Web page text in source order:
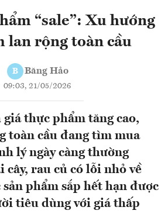
“sale”: Xu hướng
lan rộng toàn cầu
B Băng Hảo
09:03, 21/05/2026
thực phẩm tăng cao,
toàn cầu đang tìm mua
lý ngày càng thường
cây, rau củ có lỗi nhỏ về
phẩm sắp hết hạn được
tiêu dùng với giá thấp